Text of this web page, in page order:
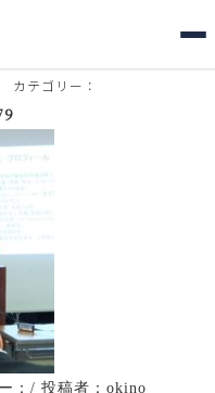
カテゴリー：
：/ 投稿者：okino